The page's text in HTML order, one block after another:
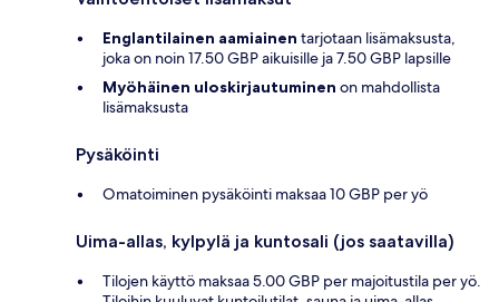
Englantilainen aamiainen tarjotaan lisämaksusta,
joka on noin 17.50 GBP aikuisille ja 7.50 GBP lapsille
Myöhäinen uloskirjautuminen on mahdollista
lisämaksusta
Pysäköinti
Omatoiminen pysäköinti maksaa 10 GBP per yö
Uima-allas, kylpylä ja kuntosali (jos saatavilla)
Tilojen käyttö maksaa 5.00 GBP per majoitustila per yö.